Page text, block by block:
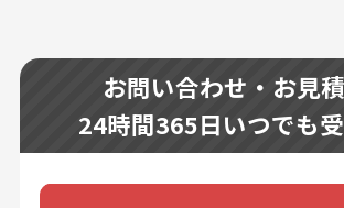
お問い合わせ・お見積
24時間365日いつでも受